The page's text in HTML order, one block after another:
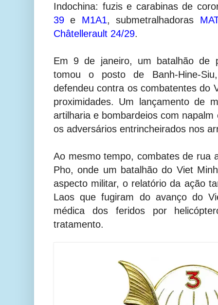
Indochina: fuzis e carabinas de
39 e M1A1, submetralhadoras
Châtellerault 24/29.
Em 9 de janeiro, um batalhão de
tomou o posto de Banh-Hine-
defendeu contra os combatentes do
proximidades. Um lançamento de
artilharia e bombardeios com
os adversários entrincheirados nos
Ao mesmo tempo, combates de rua
Pho, onde um batalhão do Viet
aspecto militar, o relatório da ação
Laos que fugiram do avanço do
médica dos feridos por
tratamento.